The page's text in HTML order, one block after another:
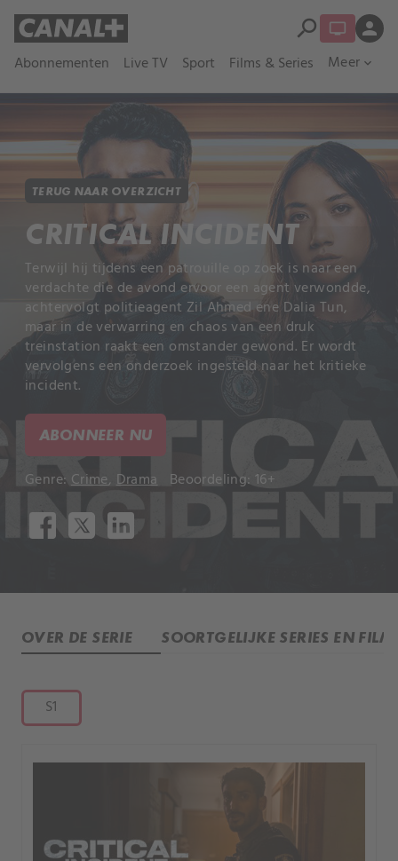
Abonnementen Live TV Sport Films & Series Meer expand_more
search person
TERUG NAAR OVERZICHT
CRITICAL INCIDENT
Terwijl hij tijdens een patrouille op zoek is naar een
verdachte die de avond ervoor een agent verwondde,
achtervolgt politieagent Zil Ahmed ene Dalia Tun,
maar in de verwarring en chaos van een druk
treinstation raakt een omstander gewond. Er wordt
vervolgens een onderzoek ingesteld naar het kritieke
incident.
ABONNEER NU
Genre: Crime, Drama Beoordeling: 16+
OVER DE SERIE SOORTGELIJKE SERIES EN
S1